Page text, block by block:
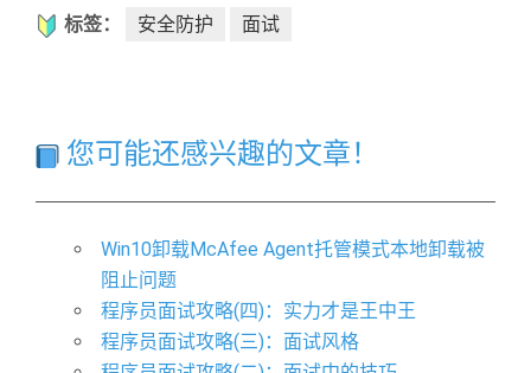
标签： 安全防护 面试
您可能还感兴趣的文章！
Win10卸载McAfee Agent托管模式本地卸载被
阻止问题
程序员面试攻略(四)：实力才是王中王
程序员面试攻略(三)：面试风格